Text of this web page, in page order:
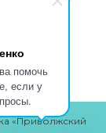
помочь
если у
«Приволжский